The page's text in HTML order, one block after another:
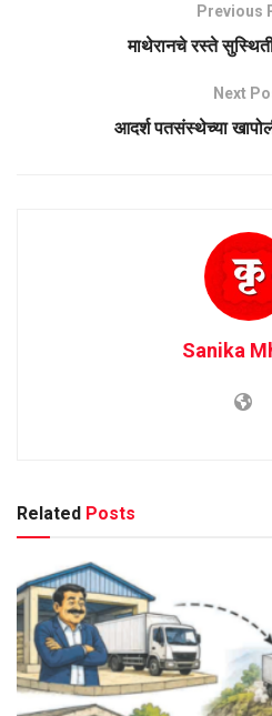
Previous
माथेरानचे रस्ते
Next
आदर्श पतसंस्थेच्या
Sanika
Related Posts